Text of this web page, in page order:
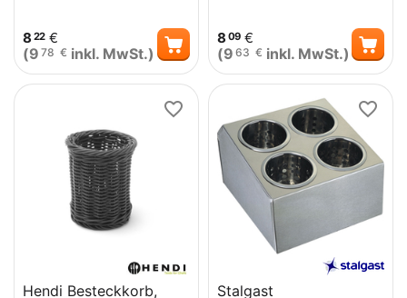
8 22 €
(9 78 € inkl. MwSt.)
8 09 €
(9 63 € inkl. MwSt.)
Hendi Besteckkorb,
Stalgast